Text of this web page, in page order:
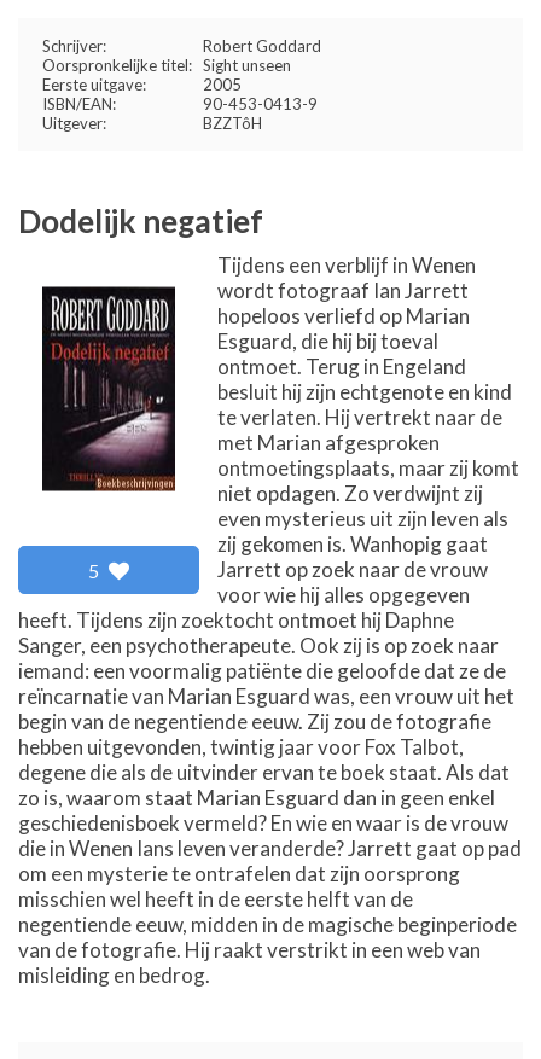
Schrijver:
Robert Goddard
Oorspronkelijke titel: Sight unseen
Eerste uitgave:
2005
ISBN/EAN:
90-453-0413-9
Uitgever:
BZZTôH
Dodelijk negatief
5
Tijdens een verblijf in Wenen
wordt fotograaf Ian Jarrett
hopeloos verliefd op Marian
Esguard, die hij bij toeval
ontmoet. Terug in Engeland
besluit hij zijn echtgenote en kind
te verlaten. Hij vertrekt naar de
met Marian afgesproken
ontmoetingsplaats, maar zij komt
niet opdagen. Zo verdwijnt zij
even mysterieus uit zijn leven als
zij gekomen is. Wanhopig gaat
Jarrett op zoek naar de vrouw
voor wie hij alles opgegeven
heeft. Tijdens zijn zoektocht ontmoet hij Daphne
Sanger, een psychotherapeute. Ook zij is op zoek naar
iemand: een voormalig patiënte die geloofde dat ze de
reïncarnatie van Marian Esguard was, een vrouw uit het
begin van de negentiende eeuw. Zij zou de fotografie
hebben uitgevonden, twintig jaar voor Fox Talbot,
degene die als de uitvinder ervan te boek staat. Als dat
zo is, waarom staat Marian Esguard dan in geen enkel
geschiedenisboek vermeld? En wie en waar is de vrouw
die in Wenen Ians leven veranderde? Jarrett gaat op pad
om een mysterie te ontrafelen dat zijn oorsprong
misschien wel heeft in de eerste helft van de
negentiende eeuw, midden in de magische beginperiode
van de fotografie. Hij raakt verstrikt in een web van
misleiding en bedrog.